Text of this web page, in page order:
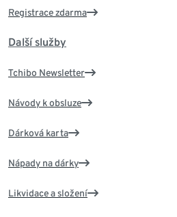
Registrace zdarma
Další služby
Tchibo Newsletter
Návody k obsluze
Dárková karta
Nápady na dárky
Likvidace a složení